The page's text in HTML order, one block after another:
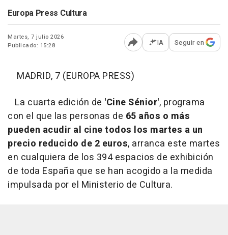
Europa Press Cultura
Martes, 7 julio 2026
Publicado: 15:28
Abrir opciones para
IA Seguir en
MADRID, 7 (EUROPA PRESS)
La cuarta edición de 'Cine Sénior', programa
con el que las personas de 65 años o más
pueden acudir al cine todos los martes a un
precio reducido de 2 euros, arranca este martes
en cualquiera de los 394 espacios de exhibición
de toda España que se han acogido a la medida
impulsada por el Ministerio de Cultura.